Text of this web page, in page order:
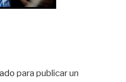
para publicar un